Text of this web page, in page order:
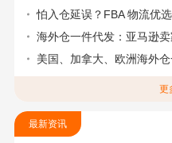
怕入仓延误？FBA 物流优选标
海外仓一件代发：亚马逊
美国、加拿大、欧洲海外
更
最新资讯